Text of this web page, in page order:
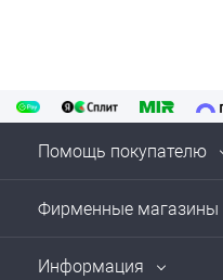
Помощь покупателю
Фирменные магазины
Информация